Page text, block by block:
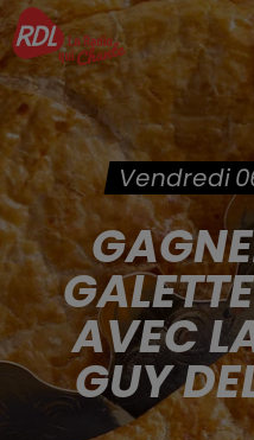
Vendredi
AVEC
GUY